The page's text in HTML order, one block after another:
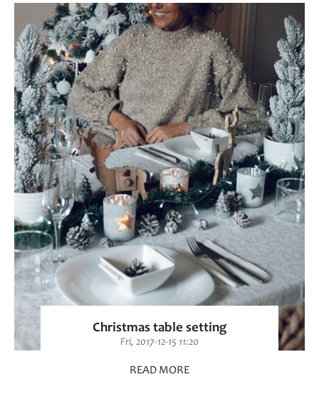
Christmas table setting
Fri, 2017-12-15 11:20
READ MORE